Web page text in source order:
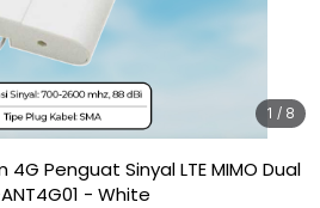
1 / 8
Penguat Sinyal LTE MIMO Dual
- White